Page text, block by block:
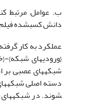
ب. عوامل مرتبط
دانش کسبشده
عملکرد به کار
شبکه­های عصبی بر
دسته اصلی
شوند. در شبکه­های